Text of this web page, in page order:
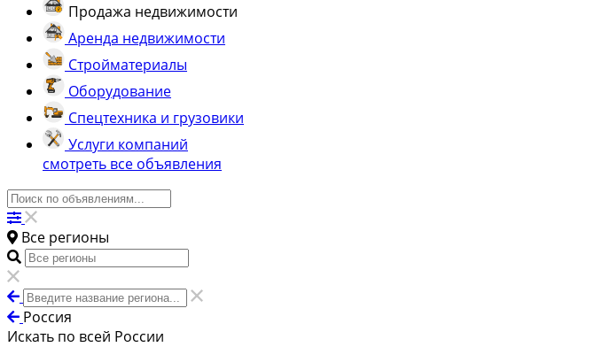
Продажа недвижимости
Аренда недвижимости
Стройматериалы
Оборудование
Спецтехника и грузовики
Услуги компаний
смотреть все объявления
Все регионы
Россия
Искать по всей России